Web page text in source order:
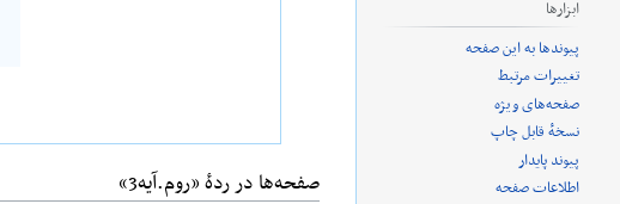
صفحه‌ها در ردهٔ «روم.آیه3»
ابزارها
پیوندها به این صفحه
تغییرات مرتبط
صفحه‌های ویژه
نسخهٔ قابل چاپ
پیوند پایدار
اطلاعات صفحه